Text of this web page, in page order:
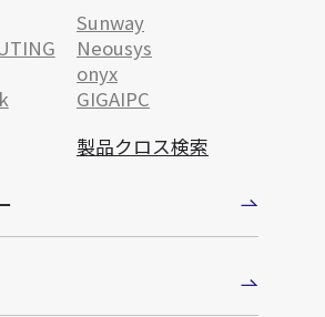
Sunway
Neousys
onyx
GIGAIPC
製品クロス検索